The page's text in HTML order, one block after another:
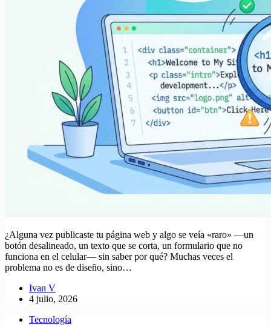
¿Alguna vez publicaste tu página web y algo se veía «raro» —un
botón desalineado, un texto que se corta, un formulario que no
funciona en el celular— sin saber por qué? Muchas veces el
problema no es de diseño, sino…
Ivan V
4 julio, 2026
Tecnología